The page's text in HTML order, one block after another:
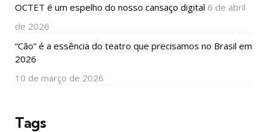
OCTET é um espelho do nosso cansaço digital 6 de abril
de 2026
“Cão” é a essência do teatro que precisamos no Brasil em
2026
10 de março de 2026
Tags